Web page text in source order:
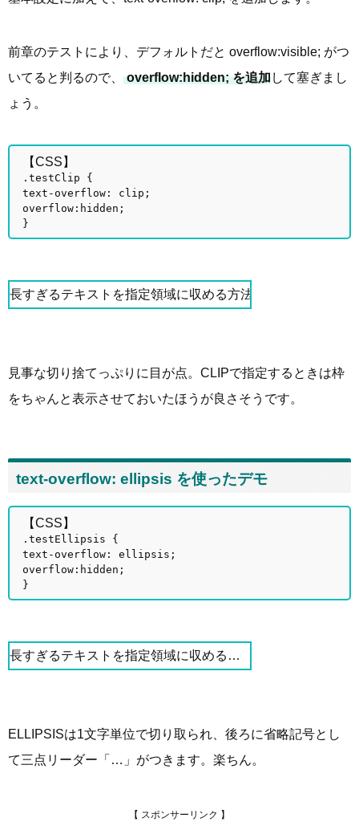
前章のテストにより、デフォルトだと overflow:visible; がつ
いてると判るので、 overflow:hidden; を追加して塞ぎまし
ょう。
【CSS】
.testClip {
text-overflow: clip;
overflow:hidden;
}
長すぎるテキストを指定領域に収める方法。たとえば温泉
見事な切り捨てっぷりに目が点。CLIPで指定するときは枠
をちゃんと表示させておいたほうが良さそうです。
text-overflow: ellipsis を使ったデモ
【CSS】
.testEllipsis {
text-overflow: ellipsis;
overflow:hidden;
}
長すぎるテキストを指定領域に収める方法。たとえば温泉の泉質を示すAequeosalinocalcalinoceraceoaluminosocupreovitriolicという言葉はハイフネーションが効かないので困ります。
ELLIPSISは1文字単位で切り取られ、後ろに省略記号とし
て三点リーダー「…」がつきます。楽ちん。